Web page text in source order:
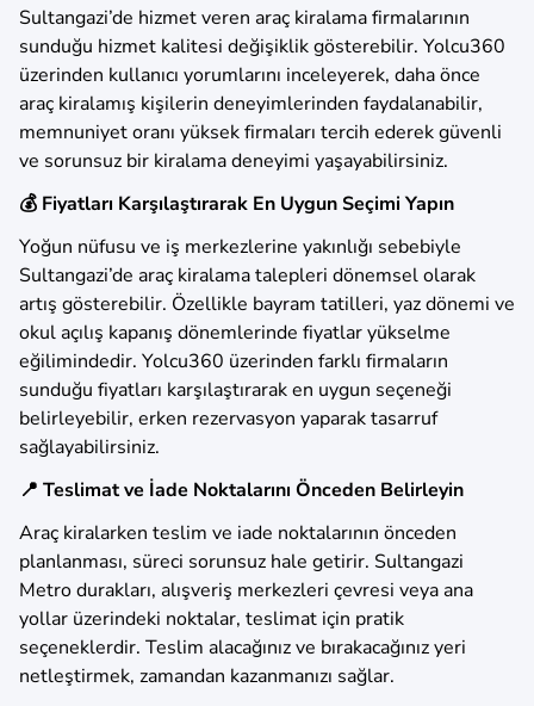
Sultangazi’de hizmet veren araç kiralama firmalarının
sunduğu hizmet kalitesi değişiklik gösterebilir. Yolcu360
üzerinden kullanıcı yorumlarını inceleyerek, daha önce
araç kiralamış kişilerin deneyimlerinden faydalanabilir,
memnuniyet oranı yüksek firmaları tercih ederek güvenli
ve sorunsuz bir kiralama deneyimi yaşayabilirsiniz.
💰 Fiyatları Karşılaştırarak En Uygun Seçimi Yapın
Yoğun nüfusu ve iş merkezlerine yakınlığı sebebiyle
Sultangazi’de araç kiralama talepleri dönemsel olarak
artış gösterebilir. Özellikle bayram tatilleri, yaz dönemi ve
okul açılış kapanış dönemlerinde fiyatlar yükselme
eğilimindedir. Yolcu360 üzerinden farklı firmaların
sunduğu fiyatları karşılaştırarak en uygun seçeneği
belirleyebilir, erken rezervasyon yaparak tasarruf
sağlayabilirsiniz.
📍 Teslimat ve İade Noktalarını Önceden Belirleyin
Araç kiralarken teslim ve iade noktalarının önceden
planlanması, süreci sorunsuz hale getirir. Sultangazi
Metro durakları, alışveriş merkezleri çevresi veya ana
yollar üzerindeki noktalar, teslimat için pratik
seçeneklerdir. Teslim alacağınız ve bırakacağınız yeri
netleştirmek, zamandan kazanmanızı sağlar.